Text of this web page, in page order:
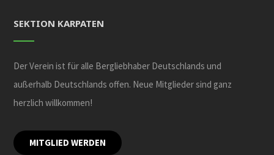
SEKTION KARPATEN
Der Verein ist für alle Bergliebhaber Deutschlands und
außerhalb Deutschlands offen. Neue Mitglieder sind ganz
herzlich willkommen!
MITGLIED WERDEN